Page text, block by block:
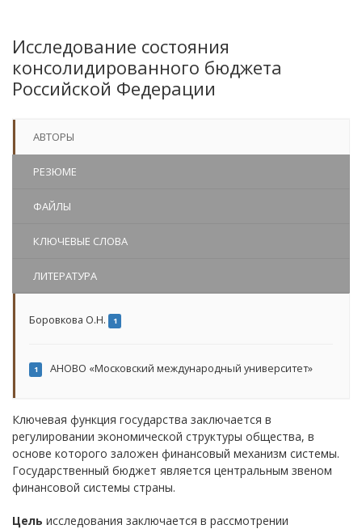
Исследование состояния
консолидированного бюджета
Российской Федерации
АВТОРЫ
РЕЗЮМЕ
ФАЙЛЫ
КЛЮЧЕВЫЕ СЛОВА
ЛИТЕРАТУРА
Боровкова О.Н. 1
1 АНОВО «Московский международный университет»
Ключевая функция государства заключается в
регулировании экономической структуры общества, в
основе которого заложен финансовый механизм системы.
Государственный бюджет является центральным звеном
финансовой системы страны.
Цель исследования заключается в рассмотрении